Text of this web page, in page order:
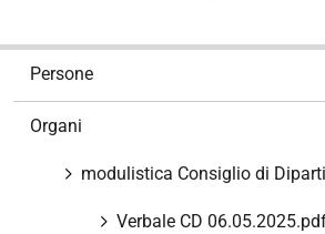
Persone
Organi
modulistica Consiglio di
Verbale CD